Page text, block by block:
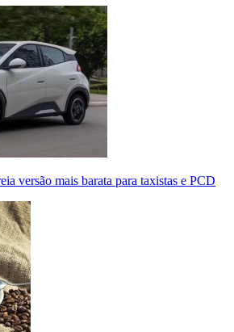
versão mais barata para taxistas e PCD